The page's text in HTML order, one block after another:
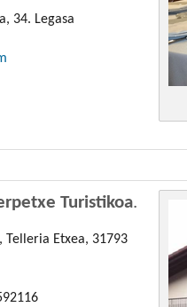
34. Legasa
Turistikoa.
Telleria Etxea, 31793